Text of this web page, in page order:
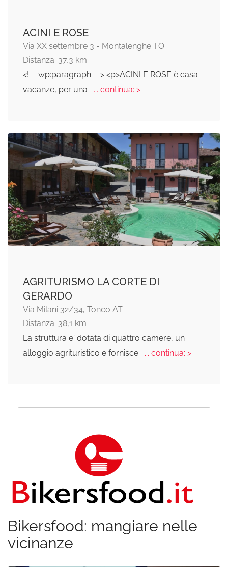
ACINI E ROSE
Via XX settembre 3 - Montalenghe TO
Distanza: 37,3 km
<!-- wp:paragraph --> <p>ACINI E ROSE è casa
vacanze, per una
... continua: >
AGRITURISMO LA CORTE DI
GERARDO
Via Milani 32/34, Tonco AT
Distanza: 38,1 km
La struttura e' dotata di quattro camere, un
alloggio agrituristico e fornisce
... continua: >
Bikersfood: mangiare nelle
vicinanze